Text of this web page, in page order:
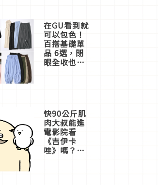
在GU看到就
可以包色！
百搭基礎單
品 6選，閉
眼全收也不
快90公斤肌
肉大叔能進
電影院看
《吉伊卡
哇》嗎？日